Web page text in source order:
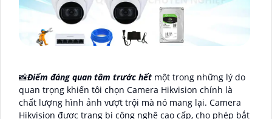
📸Điểm đáng quan tâm trước hết một trong những lý do
quan trọng khiến tôi chọn Camera Hikvision chính là
chất lượng hình ảnh vượt trội mà nó mang lại. Camera
Hikvision được trang bị công nghệ cao cấp, cho phép bắt